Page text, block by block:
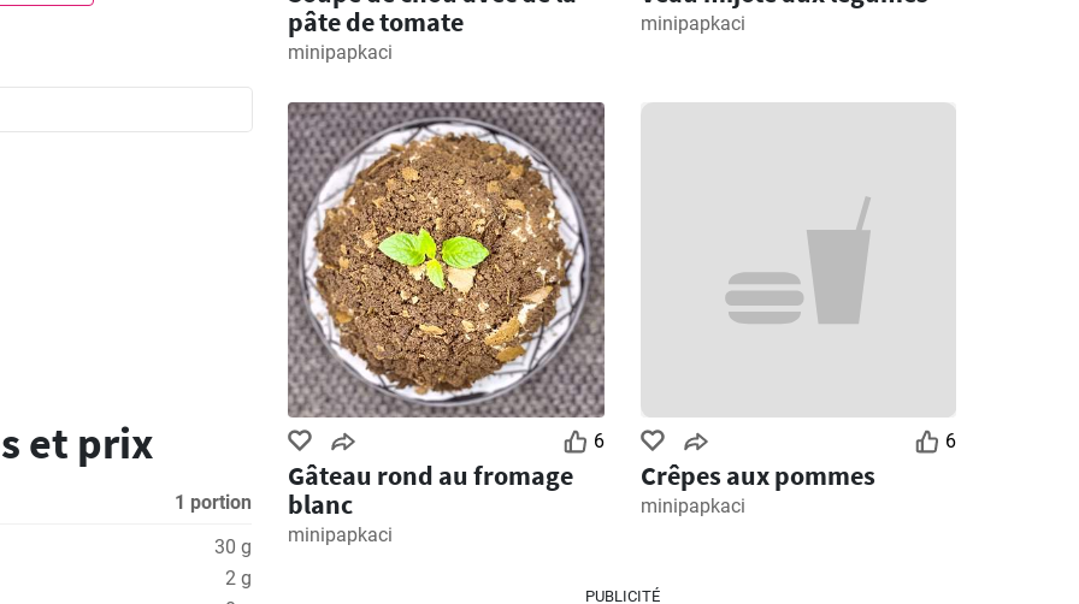
et prix
1 portion
30 g
2 g
pâte de tomate
minipapkaci
minipapkaci
6
Gâteau rond au fromage
blanc
minipapkaci
6
Crêpes aux pommes
minipapkaci
PUBLICITÉ